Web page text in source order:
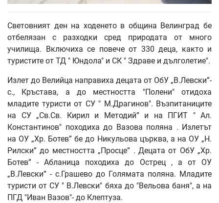
Световният ден на ходенето в община Велинград бе
отбелязан с разходки сред природата от много
училища. Включиха се повече от 330 деца, както и
туристите от ТД " Юндола" и СК " Здраве и дълголетие".
Излет до Велийца направиха децата от ОбУ „В.Левски”-
с., Кръстава, а до местността "Полени" отидоха
младите туристи от СУ " М.Драгинов". Възпитаниците
на СУ „Св.Св. Кирил и Методий” и на ПГИТ " Ал.
Константинов" походиха до Вазова поляна . Излетът
на ОУ „Хр. Ботев” бе до Никульова църква, а на ОУ „Н.
Рилски” до местността „Просце” . Децата от ОбУ „Хр.
Ботев” - Абланица походиха до Острец , а от ОУ
„В.Левски” - с.Грашево до Голямата поляна. Младите
туристи от СУ " В.Левски" бяха до "Вельова баня", а на
ПГД "Иван Вазов"- до Клептуза.